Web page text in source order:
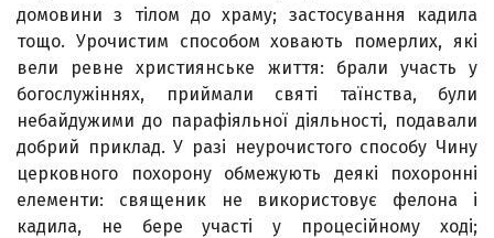
домовини з тілом до храму; застосування кадила
тощо. Урочистим способом ховають померлих, які
вели ревне християнське життя: брали участь у
богослужіннях, приймали святі таїнства, були
небайдужими до парафіяльної діяльності, подавали
добрий приклад. У разі неурочистого способу Чину
церковного похорону обмежують деякі похоронні
елементи: священик не використовує фелона і
кадила, не бере участі у процесійному ході;